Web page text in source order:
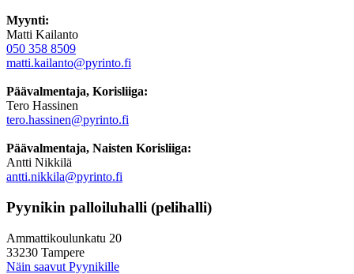
Myynti:
Matti Kailanto
050 358 8509
matti.kailanto@pyrinto.fi
Päävalmentaja, Korisliiga:
Tero Hassinen
tero.hassinen@pyrinto.fi
Päävalmentaja, Naisten Korisliiga:
Antti Nikkilä
antti.nikkila@pyrinto.fi
Pyynikin palloiluhalli (pelihalli)
Ammattikoulunkatu 20
33230 Tampere
Näin saavut Pyynikille